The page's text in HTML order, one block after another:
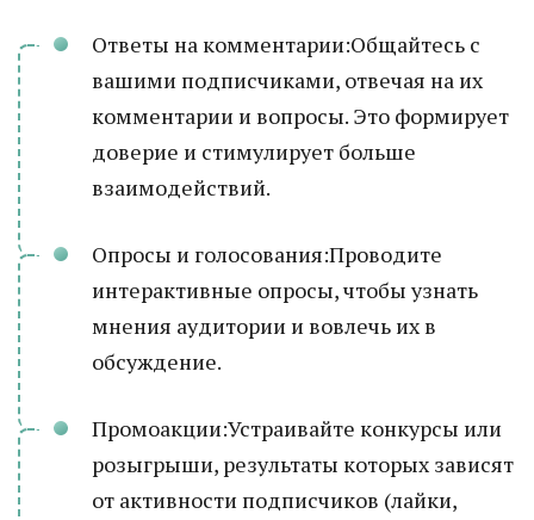
Ответы на комментарии:Общайтесь с
вашими подписчиками, отвечая на их
комментарии и вопросы. Это формирует
доверие и стимулирует больше
взаимодействий.
Опросы и голосования:Проводите
интерактивные опросы, чтобы узнать
мнения аудитории и вовлечь их в
обсуждение.
Промоакции:Устраивайте конкурсы или
розыгрыши, результаты которых зависят
от активности подписчиков (лайки,